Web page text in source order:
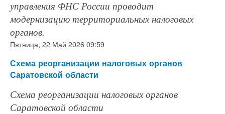
управления ФНС России проводит
модернизацию территориальных налоговых
органов.
Пятница, 22 Май 2026 09:59
Схема реорганизации налоговых органов
Саратовской области
Схема реорганизации налоговых органов
Саратовской области